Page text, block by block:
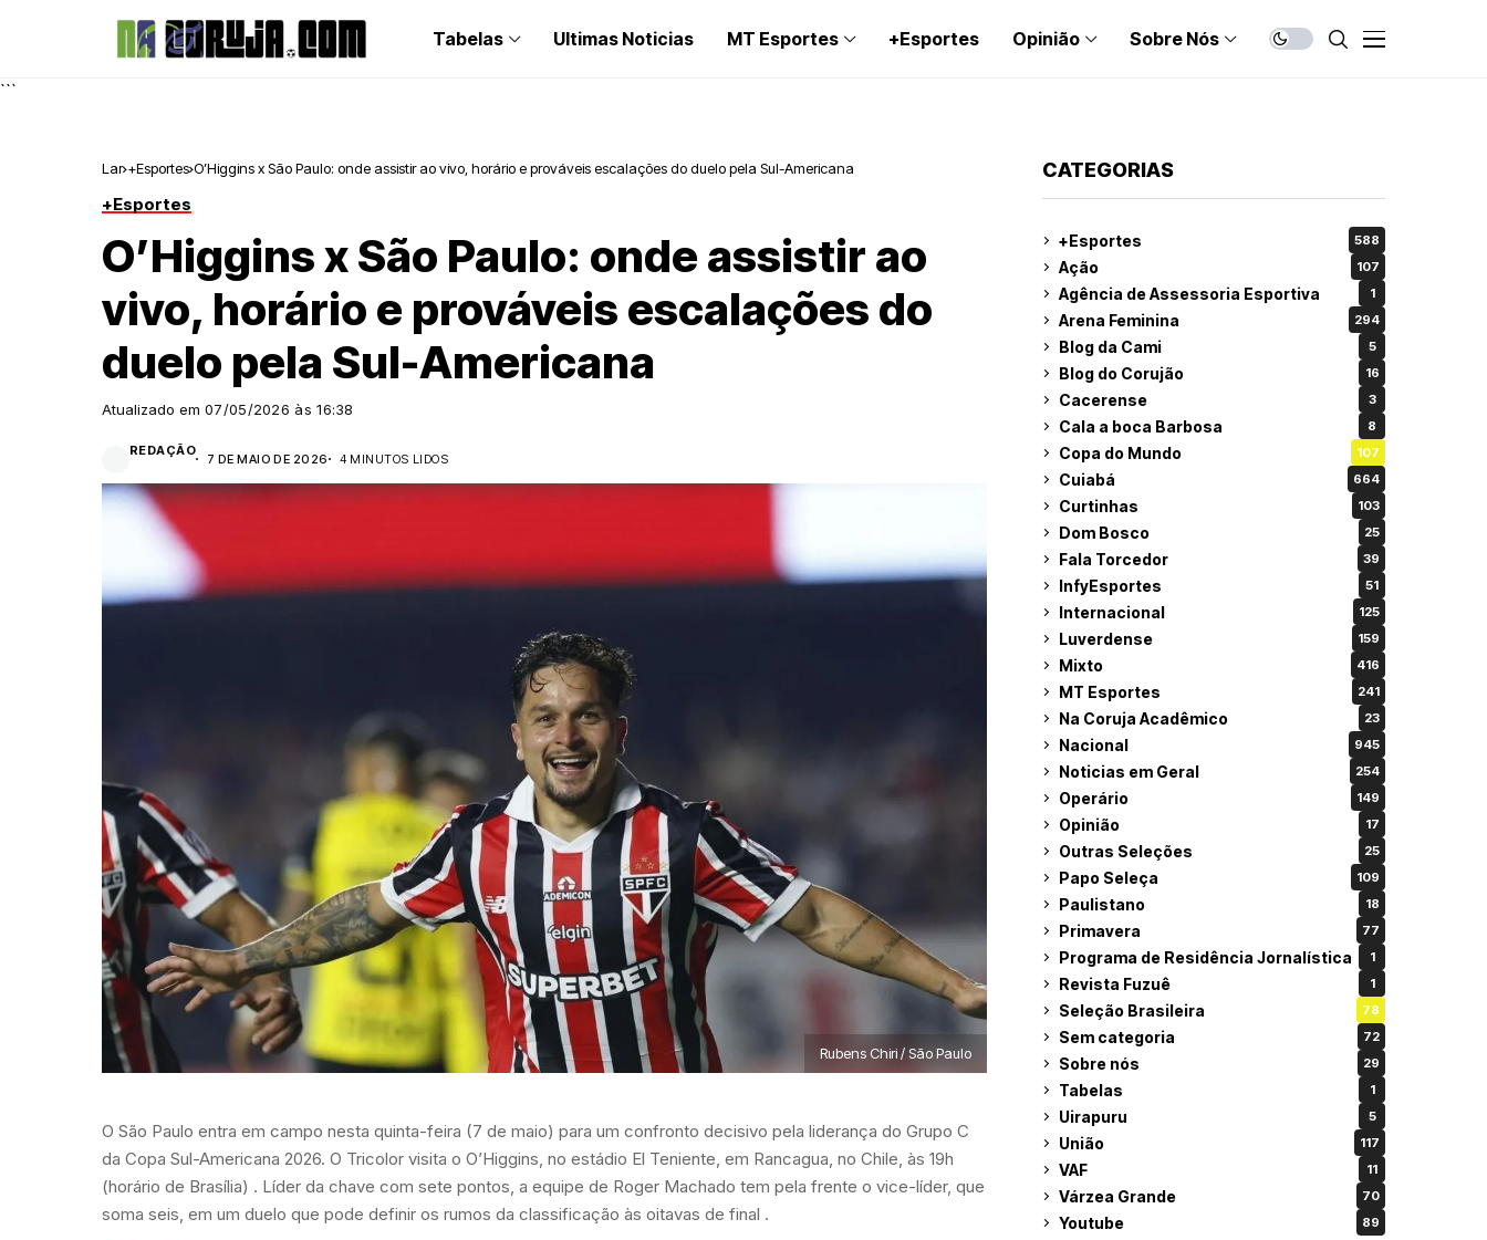
Tabelas Ultimas Noticias MT Esportes +Esportes Opinião Sobre Nós
```
Lar +Esportes O’Higgins x São Paulo: onde assistir ao vivo, horário e prováveis escalações do duelo pela Sul-Americana
+Esportes
O’Higgins x São Paulo: onde assistir ao
vivo, horário e prováveis escalações do
duelo pela Sul-Americana
Atualizado em 07/05/2026 às 16:38
REDAÇÃO
7 DE MAIO DE 2026 4 MINUTOS LIDOS
Rubens Chiri / São Paulo
O São Paulo entra em campo nesta quinta-feira (7 de maio) para um confronto decisivo pela liderança do Grupo C
da Copa Sul-Americana 2026. O Tricolor visita o O’Higgins, no estádio El Teniente, em Rancagua, no Chile, às 19h
(horário de Brasília) . Líder da chave com sete pontos, a equipe de Roger Machado tem pela frente o vice-líder, que
soma seis, em um duelo que pode definir os rumos da classificação às oitavas de final .
CATEGORIAS
+Esportes 588
Ação 107
Agência de Assessoria Esportiva 1
Arena Feminina 294
Blog da Cami 5
Blog do Corujão 16
Cacerense 3
Cala a boca Barbosa 8
Copa do Mundo 107
Cuiabá 664
Curtinhas 103
Dom Bosco 25
Fala Torcedor 39
InfyEsportes 51
Internacional 125
Luverdense 159
Mixto 416
MT Esportes 241
Na Coruja Acadêmico 23
Nacional 945
Noticias em Geral 254
Operário 149
Opinião 17
Outras Seleções 25
Papo Seleça 109
Paulistano 18
Primavera 77
Programa de Residência Jornalística 1
Revista Fuzuê 1
Seleção Brasileira 78
Sem categoria 72
Sobre nós 29
Tabelas 1
Uirapuru 5
União 117
VAF 11
Várzea Grande 70
Youtube 89